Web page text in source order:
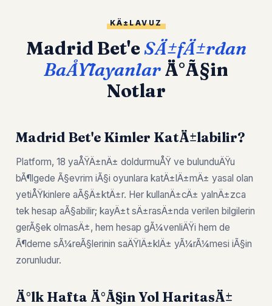
KÄ±LAVUZ
Madrid Bet'eSÄ±fÄ±rdan
BaÅŸlayanlarÄ°Ã§in
Notlar
Madrid Bet'e Kimler KatÄ±labilir?
Platform, 18 yaÅŸÄ±nÄ± doldurmuÅŸ ve bulunduÄŸu
bÃ¶lgede Ã§evrim iÃ§i oyunlara katÄ±lÄ±mÄ± yasal olan
yetiÅŸkinlere aÃ§Ä±ktÄ±r. Her kullanÄ±cÄ± yalnÄ±zca
tek hesap aÃ§abilir; kayÄ±t sÄ±rasÄ±nda verilen bilgilerin
gerÃ§ek olmasÄ±, hem hesap gÃ¼venliÄŸi hem de
Ã¶deme sÃ¼reÃ§lerinin saÄŸlÄ±klÄ± yÃ¼rÃ¼mesi iÃ§in
zorunludur.
Ä°lk Hafta Ä°Ã§in Yol HaritasÄ±